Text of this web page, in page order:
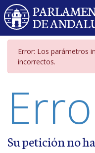
Página de
Error: Los parámetros
incorrectos.
Su petición no